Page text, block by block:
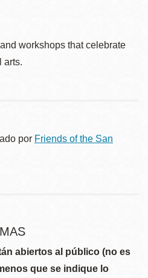
workshops that celebrate
arts.
por Friends of the San
abiertos al público (no es
que se indique lo